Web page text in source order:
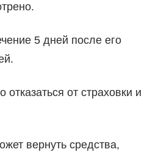
5 дней после его
от страховки и
вернуть средства,